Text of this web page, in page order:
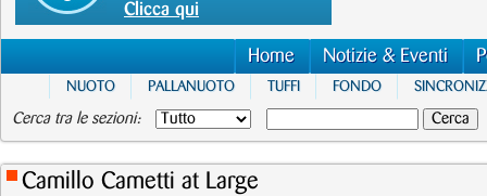
Clicca qui
Home Notizie & Eventi
NUOTO PALLANUOTO TUFFI FONDO
Cerca tra le sezioni:
Camillo Cametti at Large